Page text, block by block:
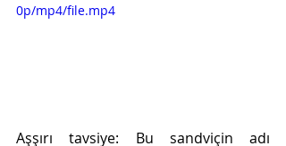
0p/mp4/file.mp4
Aşşırı tavsiye: Bu sandviçin adı